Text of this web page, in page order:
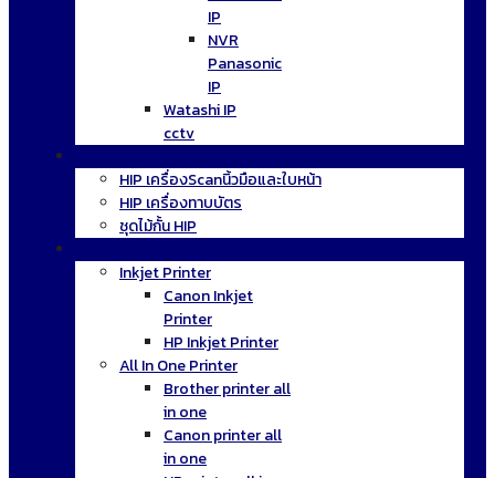
IP
NVR
Panasonic
IP
Watashi IP
cctv
HIP เครื่องScanนิ้วมือและใบหน้า
HIP เครื่องทาบบัตร
ชุดไม้กั้น HIP
Inkjet Printer
Canon Inkjet
Printer
HP Inkjet Printer
All In One Printer
Brother printer all
in one
Canon printer all
in one